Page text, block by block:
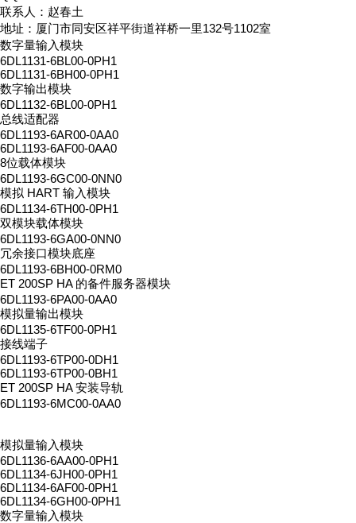
联系人：赵春土
地址：厦门市同安区祥平街道祥桥一里132号1102室
数字量输入模块
6DL1131-6BL00-0PH1
6DL1131-6BH00-0PH1
数字输出模块
6DL1132-6BL00-0PH1
总线适配器
6DL1193-6AR00-0AA0
6DL1193-6AF00-0AA0
8位载体模块
6DL1193-6GC00-0NN0
模拟 HART 输入模块
6DL1134-6TH00-0PH1
双模块载体模块
6DL1193-6GA00-0NN0
冗余接口模块底座
6DL1193-6BH00-0RM0
ET 200SP HA 的备件服务器模块
6DL1193-6PA00-0AA0
模拟量输出模块
6DL1135-6TF00-0PH1
接线端子
6DL1193-6TP00-0DH1
6DL1193-6TP00-0BH1
ET 200SP HA 安装导轨
6DL1193-6MC00-0AA0
模拟量输入模块
6DL1136-6AA00-0PH1
6DL1134-6JH00-0PH1
6DL1134-6AF00-0PH1
6DL1134-6GH00-0PH1
数字量输入模块